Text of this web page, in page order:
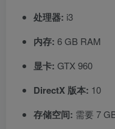
处理器: i3
内存: 6 GB RAM
显卡: GTX 960
DirectX 版本: 10
存储空间: 需要 7